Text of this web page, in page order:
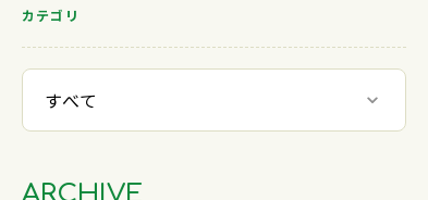
カテゴリ